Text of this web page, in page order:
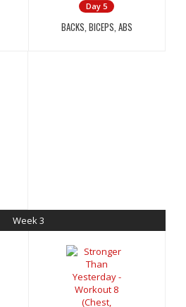
Day 5
BACKS, BICEPS, ABS
Week 3